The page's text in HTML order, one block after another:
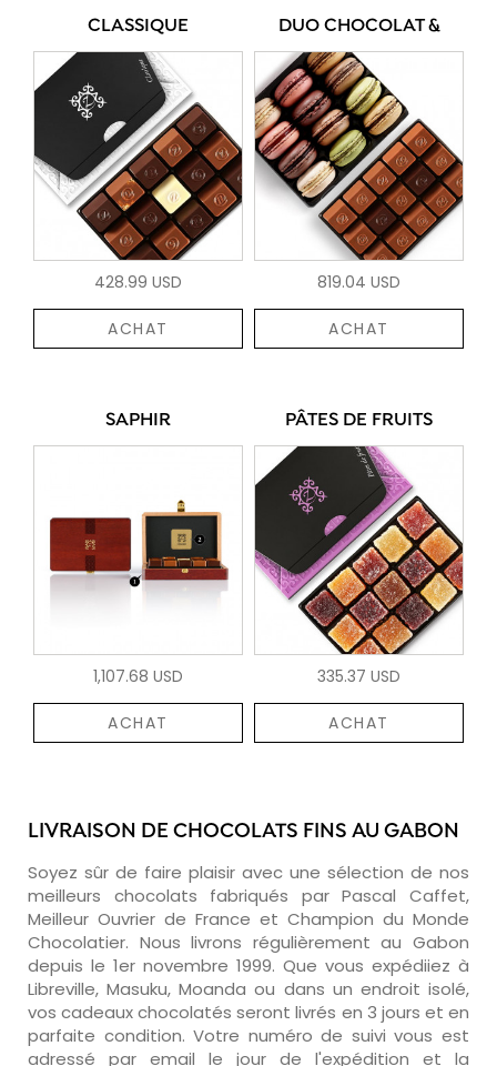
CLASSIQUE
428.99 USD
ACHAT
DUO CHOCOLAT &
819.04 USD
ACHAT
SAPHIR
1,107.68 USD
ACHAT
PÂTES DE FRUITS
335.37 USD
ACHAT
LIVRAISON DE CHOCOLATS FINS AU GABON
Soyez sûr de faire plaisir avec une sélection de nos
meilleurs chocolats fabriqués par Pascal Caffet,
Meilleur Ouvrier de France et Champion du Monde
Chocolatier. Nous livrons régulièrement au Gabon
depuis le 1er novembre 1999. Que vous expédiiez à
Libreville, Masuku, Moanda ou dans un endroit isolé,
vos cadeaux chocolatés seront livrés en 3 jours et en
parfaite condition. Votre numéro de suivi vous est
adressé par email le jour de l'expédition et la